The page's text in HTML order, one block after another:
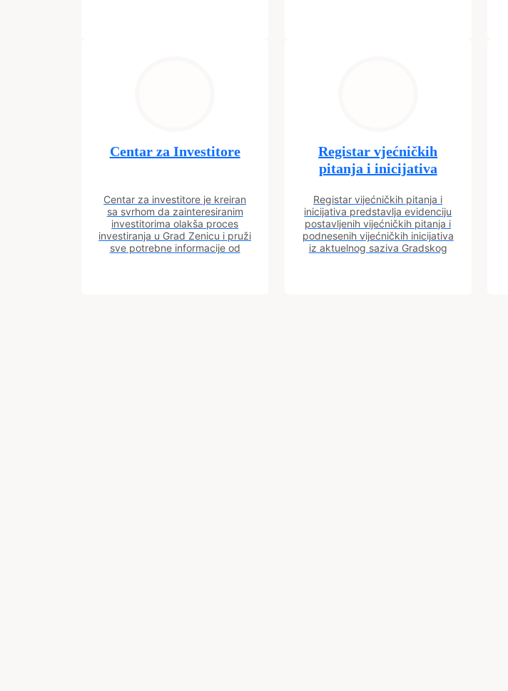
Centar za Investitore
Centar za investitore je kreiran
sa svrhom da zainteresiranim
investitorima olakša proces
investiranja u Grad Zenicu i pruži
sve potrebne informacije od
Registar vjećničkih
pitanja i inicijativa
Registar vijećničkih pitanja i
inicijativa predstavlja evidenciju
postavljenih vijećničkih pitanja i
podnesenih vijećničkih inicijativa
iz aktuelnog saziva Gradskog